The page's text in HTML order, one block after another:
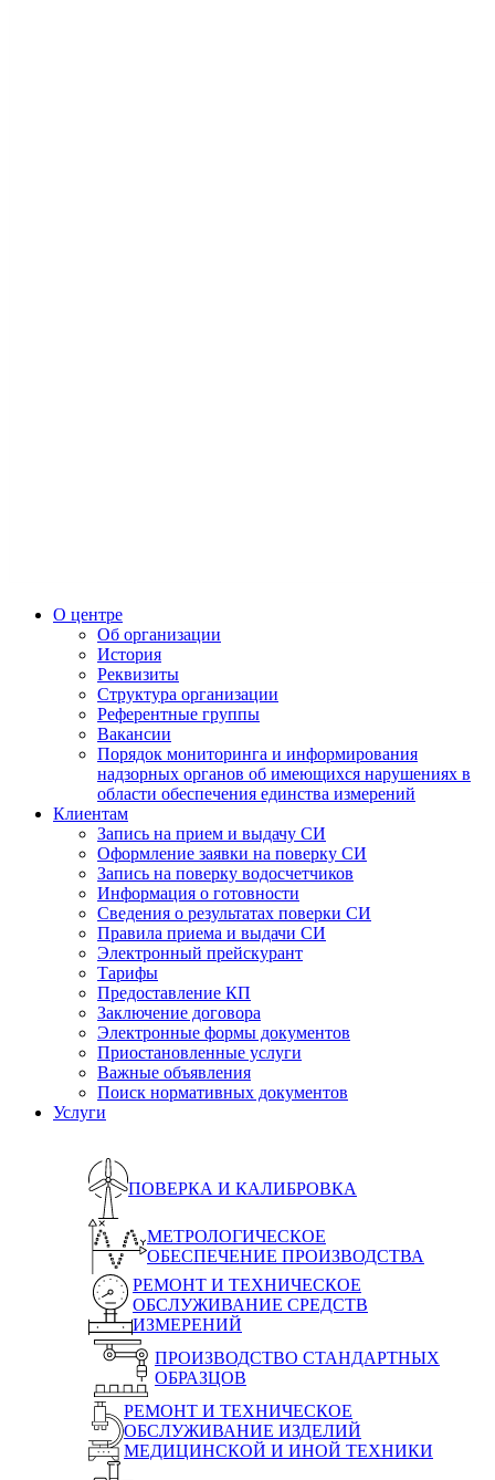
О центре
Об организации
История
Реквизиты
Структура организации
Референтные группы
Вакансии
Порядок мониторинга и информирования
надзорных органов об имеющихся нарушениях в
области обеспечения единства измерений
Клиентам
Запись на прием и выдачу СИ
Оформление заявки на поверку СИ
Запись на поверку водосчетчиков
Информация о готовности
Сведения о результатах поверки СИ
Правила приема и выдачи СИ
Электронный прейскурант
Тарифы
Предоставление КП
Заключение договора
Электронные формы документов
Приостановленные услуги
Важные объявления
Поиск нормативных документов
Услуги
ПОВЕРКА И КАЛИБРОВКА
МЕТРОЛОГИЧЕСКОЕ
ОБЕСПЕЧЕНИЕ ПРОИЗВОДСТВА
РЕМОНТ И ТЕХНИЧЕСКОЕ
ОБСЛУЖИВАНИЕ СРЕДСТВ
ИЗМЕРЕНИЙ
ПРОИЗВОДСТВО СТАНДАРТНЫХ
ОБРАЗЦОВ
РЕМОНТ И ТЕХНИЧЕСКОЕ
ОБСЛУЖИВАНИЕ ИЗДЕЛИЙ
МЕДИЦИНСКОЙ И ИНОЙ ТЕХНИКИ